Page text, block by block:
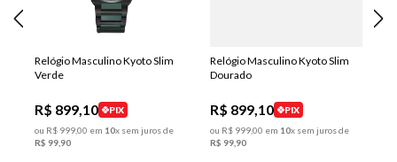
Relógio Masculino Kyoto Slim
Verde
R$ 899,10
PIX
ou R$ 99900 em 10x sem juros de
R$ 99 90
Relógio Masculino Kyoto Slim
Dourado
R$ 899,10
PIX
ou R$ 99900 em 10x sem juros de
R$ 99 90